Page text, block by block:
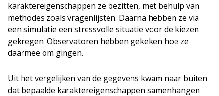
karaktereigenschappen ze bezitten, met behulp van
methodes zoals vragenlijsten. Daarna hebben ze via
een simulatie een stressvolle situatie voor de kiezen
gekregen. Observatoren hebben gekeken hoe ze
daarmee om gingen.
Uit het vergelijken van de gegevens kwam naar buiten
dat bepaalde karaktereigenschappen samenhangen